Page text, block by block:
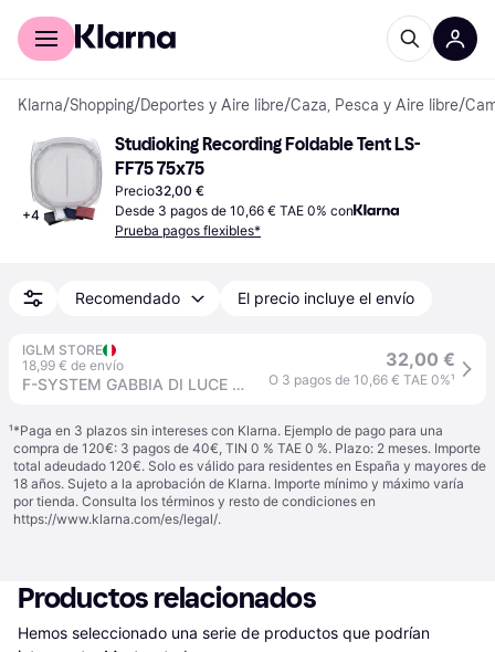
Comprar con Klarna
Klarna/Shopping/Deportes y Aire libre/Caza, Pesca y Aire libre/
+4
Studioking Recording Foldable Tent LS-
FF75 75x75
Precio32,00 €
Desde 3 pagos de 10,66 € TAE 0% con
Prueba pagos flexibles*
Recomendado El precio incluye el envío
IGLM STORE
18,99 € de envío
F-SYSTEM GABBIA DI LUCE 75 CM
32,00 €
O 3 pagos de 10,66 € TAE 0%¹
¹*Paga en 3 plazos sin intereses con Klarna. Ejemplo de pago para una
compra de 120€: 3 pagos de 40€, TIN 0 % TAE 0 %. Plazo: 2 meses. Importe
total adeudado 120€. Solo es válido para residentes en España y mayores de
18 años. Sujeto a la aprobación de Klarna. Importe mínimo y máximo varía
por tienda. Consulta los términos y resto de condiciones en
https://www.klarna.com/es/legal/.
Productos relacionados
Hemos seleccionado una serie de productos que podrían